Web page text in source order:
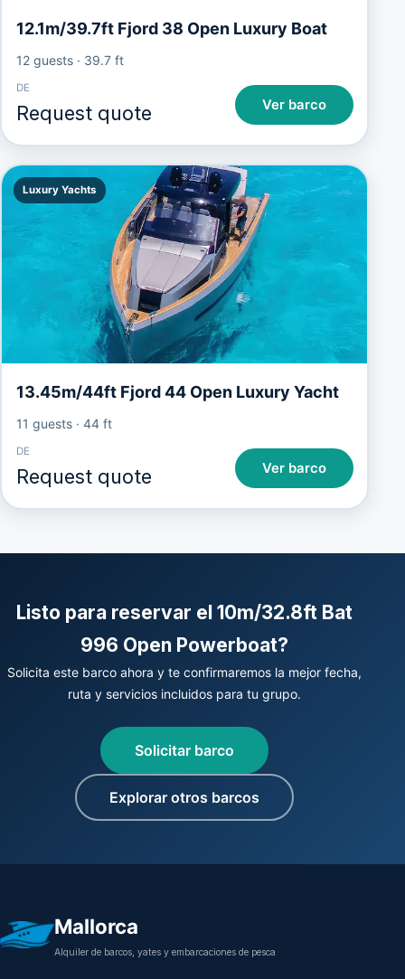
12.1m/39.7ft Fjord 38 Open Luxury Boat
12 guests· 39.7 ft
DE
Request quote Ver barco
Luxury Yachts
13.45m/44ft Fjord 44 Open Luxury Yacht
11 guests· 44 ft
DE
Request quote Ver barco
Listo para reservar el 10m/32.8ft Bat
996 Open Powerboat?
Solicita este barco ahora y te confirmaremos la mejor fecha,
ruta y servicios incluidos para tu grupo.
Solicitar barco
Explorar otros barcos
Mallorca
Alquiler de barcos, yates y embarcaciones de pesca